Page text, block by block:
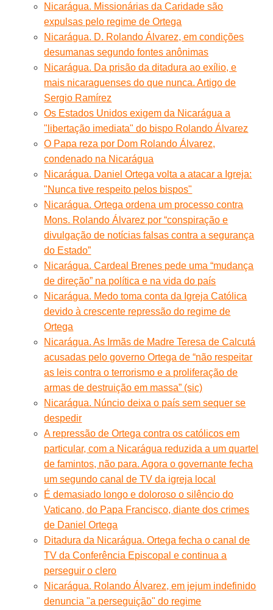
Nicarágua. Missionárias da Caridade são
expulsas pelo regime de Ortega
Nicarágua. D. Rolando Álvarez, em condições
desumanas segundo fontes anônimas
Nicarágua. Da prisão da ditadura ao exílio, e
mais nicaraguenses do que nunca. Artigo de
Sergio Ramírez
Os Estados Unidos exigem da Nicarágua a
"libertação imediata" do bispo Rolando Álvarez
O Papa reza por Dom Rolando Álvarez,
condenado na Nicarágua
Nicarágua. Daniel Ortega volta a atacar a Igreja:
"Nunca tive respeito pelos bispos"
Nicarágua. Ortega ordena um processo contra
Mons. Rolando Álvarez por “conspiração e
divulgação de notícias falsas contra a segurança
do Estado”
Nicarágua. Cardeal Brenes pede uma “mudança
de direção” na política e na vida do país
Nicarágua. Medo toma conta da Igreja Católica
devido à crescente repressão do regime de
Ortega
Nicarágua. As Irmãs de Madre Teresa de Calcutá
acusadas pelo governo Ortega de “não respeitar
as leis contra o terrorismo e a proliferação de
armas de destruição em massa” (sic)
Nicarágua. Núncio deixa o país sem sequer se
despedir
A repressão de Ortega contra os católicos em
particular, com a Nicarágua reduzida a um quartel
de famintos, não para. Agora o governante fecha
um segundo canal de TV da igreja local
É demasiado longo e doloroso o silêncio do
Vaticano, do Papa Francisco, diante dos crimes
de Daniel Ortega
Ditadura da Nicarágua. Ortega fecha o canal de
TV da Conferência Episcopal e continua a
perseguir o clero
Nicarágua. Rolando Álvarez, em jejum indefinido
denuncia "a perseguição" do regime